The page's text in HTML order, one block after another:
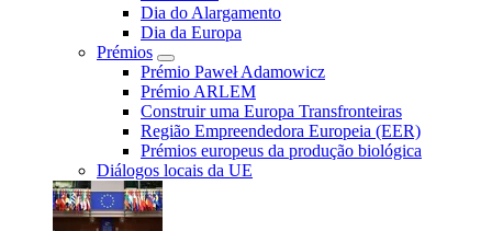
Dia do Alargamento
Dia da Europa
Prémios
Prémio Paweł Adamowicz
Prémio ARLEM
Construir uma Europa Transfronteiras
Região Empreendedora Europeia (EER)
Prémios europeus da produção biológica
Diálogos locais da UE